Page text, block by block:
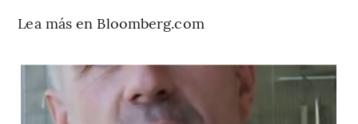
Lea más en Bloomberg.com